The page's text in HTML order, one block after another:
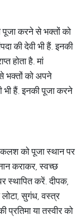
पूजा करने से भक्तों को
की देवी भी हैं. इनकी
होता है. मां
से भक्तों को अपने
भी हैं. इनकी पूजा करने
को पूजा स्थान पर
कराकर, स्वच्छ
स्थापित करें. दीपक,
लोटा, सुगंध, वस्त्र
प्रतिमा या तस्वीर को